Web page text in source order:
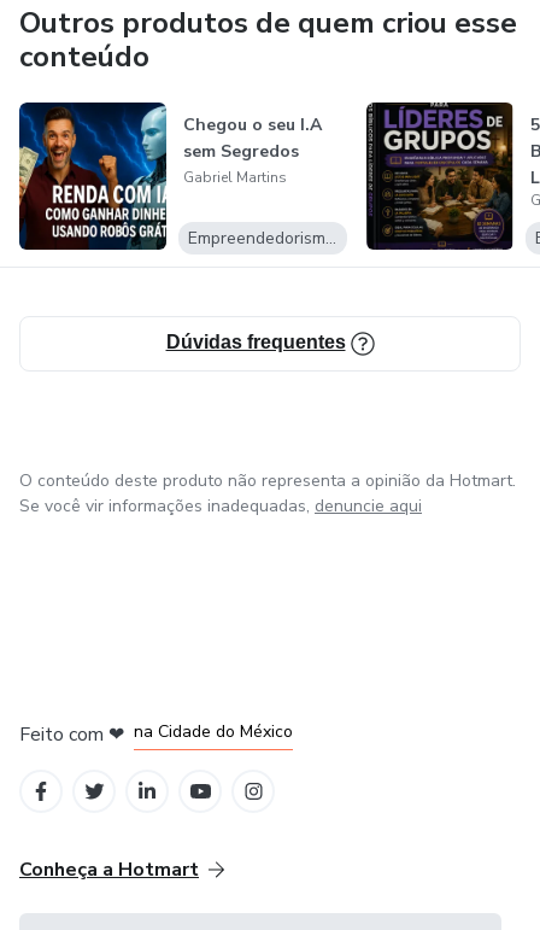
Outros produtos de quem criou esse
conteúdo
Chegou o seu I.A
sem Segredos
Gabriel Martins
Empreendedorismo Digital
Dúvidas frequentes
O conteúdo deste produto não representa a opinião da Hotmart.
Se você vir informações inadequadas, denuncie aqui
Feito com ❤ na Cidade do México
Conheça a Hotmart